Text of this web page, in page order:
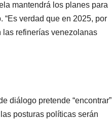
mantendrá los planes para
verdad que en 2025, por
las refinerías venezolanas
diálogo pretende “encontrar”
posturas políticas serán